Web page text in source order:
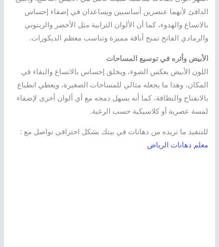
الدافئ لأنهما عنصرين أساسيين ويساعدان في إضفاء إحساس
بالاتساع والهدوء، كما أن الألوان الترابية مثل الأخضر والزيتوني
والرمادي الفاتح تمنح أناقة مميزة وتناسب معظم الديكورات.
الأبيض وأثره في توسيع المساحات
اللون الأبيض يعكس الضوء، ويخلق إحساس بالاتساع والنقاء في
المكان، وهذا ما يجعله مثالي للمساحات الصغيرة، ويعطي انطباع
بالانفتاح والنظافة، كما أنه يسهل دمجه مع أي ألوان أخرى لإضفاء
لمسة عصرية أو كلاسيكية حسب الرغبة.
للتنفيذ ما تريده من دهانات في بيتك بشكل احترافي تواصل مع :
معلم دهانات الرياض